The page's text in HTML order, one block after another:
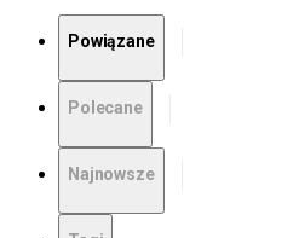
Powiązane
Polecane
Najnowsze